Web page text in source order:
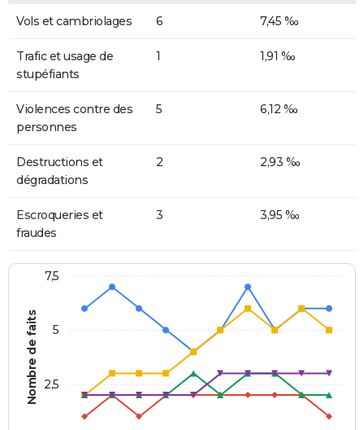
Vols et cambriolages 6 7,45 ‰
Trafic et usage de
stupéfiants
1 1,91 ‰
Violences contre des
personnes
5 6,12 ‰
Destructions et
dégradations
2 2,93 ‰
Escroqueries et
fraudes
3 3,95 ‰
Nombre de faits 2,5
5
7,5